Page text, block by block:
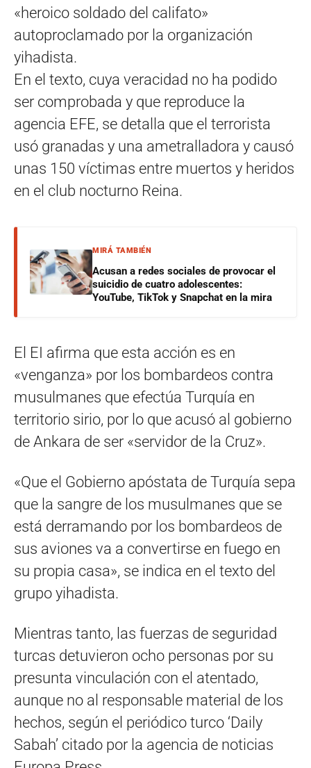
«heroico soldado del califato»
autoproclamado por la organización
yihadista.
En el texto, cuya veracidad no ha podido
ser comprobada y que reproduce la
agencia EFE, se detalla que el terrorista
usó granadas y una ametralladora y causó
unas 150 víctimas entre muertos y heridos
en el club nocturno Reina.
MIRÁ TAMBIÉN
Acusan a redes sociales de provocar el
suicidio de cuatro adolescentes:
YouTube, TikTok y Snapchat en la mira
El EI afirma que esta acción es en
«venganza» por los bombardeos contra
musulmanes que efectúa Turquía en
territorio sirio, por lo que acusó al gobierno
de Ankara de ser «servidor de la Cruz».
«Que el Gobierno apóstata de Turquía sepa
que la sangre de los musulmanes que se
está derramando por los bombardeos de
sus aviones va a convertirse en fuego en
su propia casa», se indica en el texto del
grupo yihadista.
Mientras tanto, las fuerzas de seguridad
turcas detuvieron ocho personas por su
presunta vinculación con el atentado,
aunque no al responsable material de los
hechos, según el periódico turco ‘Daily
Sabah’ citado por la agencia de noticias